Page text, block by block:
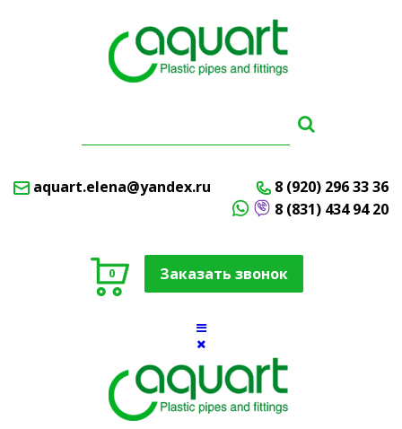
aquart.elena@yandex.ru
8 (920) 296 33 36
8 (831) 434 94 20
0 Заказать звонок